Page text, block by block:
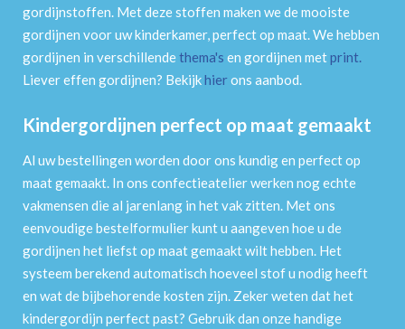
gordijnstoffen. Met deze stoffen maken we de mooiste
gordijnen voor uw kinderkamer, perfect op maat. We hebben
gordijnen in verschillendethema's en gordijnen metprint.
Liever effen gordijnen? Bekijkhierons aanbod.
Kindergordijnen perfect op maat gemaakt
Al uw bestellingen worden door ons kundig en perfect op
maat gemaakt. In ons confectieatelier werken nog echte
vakmensen die al jarenlang in het vak zitten. Met ons
eenvoudige bestelformulier kunt u aangeven hoe u de
gordijnen het liefst op maat gemaakt wilt hebben. Het
systeem berekend automatisch hoeveel stof u nodig heeft
en wat de bijbehorende kosten zijn. Zeker weten dat het
kindergordijn perfect past? Gebruik dan onze handige